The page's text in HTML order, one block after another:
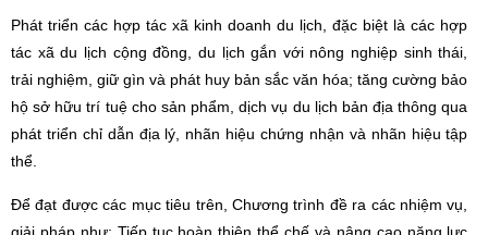
Phát triển các hợp tác xã kinh doanh du lịch, đặc biệt là các hợp
tác xã du lịch cộng đồng, du lịch gắn với nông nghiệp sinh thái,
trải nghiệm, giữ gìn và phát huy bản sắc văn hóa; tăng cường bảo
hộ sở hữu trí tuệ cho sản phẩm, dịch vụ du lịch bản địa thông qua
phát triển chỉ dẫn địa lý, nhãn hiệu chứng nhận và nhãn hiệu tập
thể.
Để đạt được các mục tiêu trên, Chương trình đề ra các nhiệm vụ,
giải pháp như: Tiếp tục hoàn thiện thể chế và nâng cao năng lực